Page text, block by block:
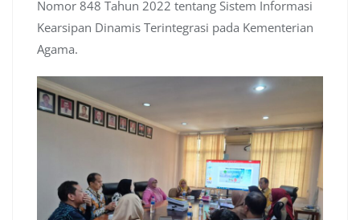
Nomor 848 Tahun 2022 tentang Sistem Informasi
Kearsipan Dinamis Terintegrasi pada Kementerian
Agama.